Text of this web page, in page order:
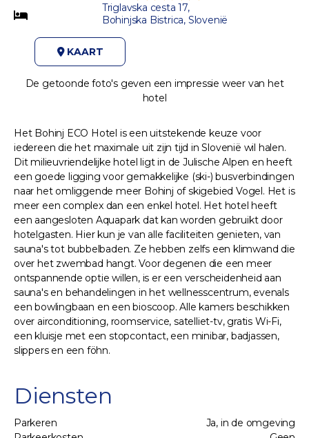
Triglavska cesta 17,
Bohinjska Bistrica, Slovenië
KAART
De getoonde foto's geven een impressie weer van het
hotel
Het Bohinj ECO Hotel is een uitstekende keuze voor
iedereen die het maximale uit zijn tijd in Slovenië wil halen.
Dit milieuvriendelijke hotel ligt in de Julische Alpen en heeft
een goede ligging voor gemakkelijke (ski-) busverbindingen
naar het omliggende meer Bohinj of skigebied Vogel. Het is
meer een complex dan een enkel hotel. Het hotel heeft
een aangesloten Aquapark dat kan worden gebruikt door
hotelgasten. Hier kun je van alle faciliteiten genieten, van
sauna's tot bubbelbaden. Ze hebben zelfs een klimwand die
over het zwembad hangt. Voor degenen die een meer
ontspannende optie willen, is er een verscheidenheid aan
sauna's en behandelingen in het wellnesscentrum, evenals
een bowlingbaan en een bioscoop. Alle kamers beschikken
over airconditioning, roomservice, satelliet-tv, gratis Wi-Fi,
een kluisje met een stopcontact, een minibar, badjassen,
slippers en een föhn.
Diensten
Parkeren
Ja, in de omgeving